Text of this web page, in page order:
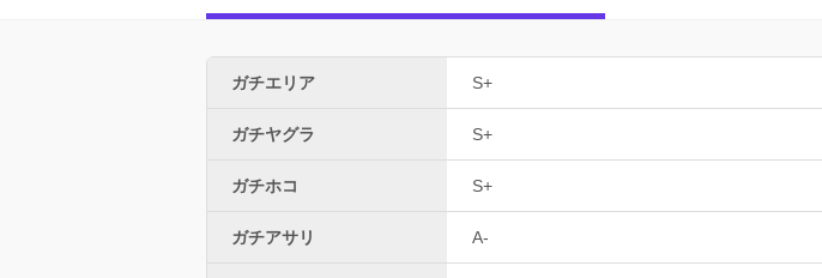
ガチエリア S+
ガチヤグラ S+
ガチホコ S+
ガチアサリ A-